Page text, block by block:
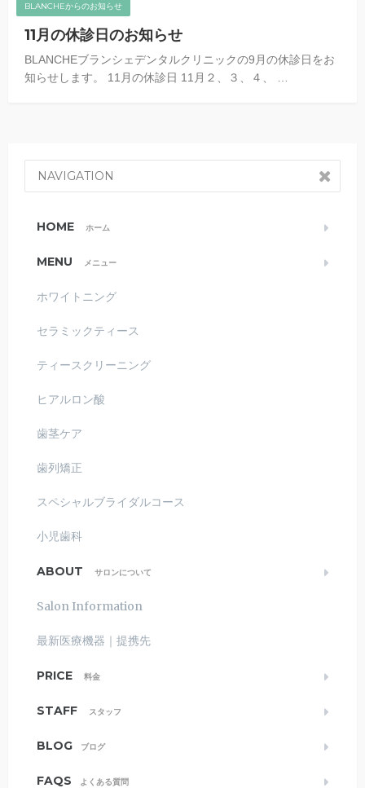
BLANCHEからのお知らせ
11月の休診日のお知らせ
BLANCHEブランシェデンタルクリニックの9月の休診日をお
知らせします。 11月の休診日 11月２、３、４、 …
NAVIGATION
HOME ホーム
MENU メニュー
ホワイトニング
セラミックティース
ティースクリーニング
ヒアルロン酸
歯茎ケア
歯列矯正
スペシャルブライダルコース
小児歯科
ABOUT サロンについて
Salon Information
最新医療機器｜提携先
PRICE 料金
STAFF スタッフ
BLOG ブログ
FAQS よくある質問